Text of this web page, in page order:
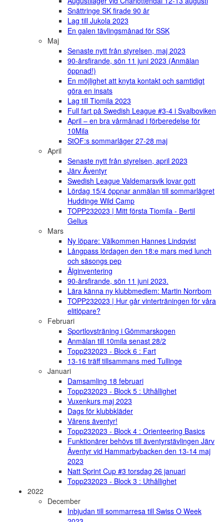
Snättringe SK firade 90 år
Lag till Jukola 2023
En galen tävlingsmånad för SSK
Maj
Senaste nytt från styrelsen, maj 2023
90-årsfirande, sön 11 juni 2023 (Anmälan
öppnad!)
En möjlighet att knyta kontakt och samtidigt
göra en insats
Lag till Tiomila 2023
Full fart på Swedish League #3-4 i Svalboviken
April – en bra vårmånad i förberedelse för
10Mila
StOF:s sommarläger 27-28 maj
April
Senaste nytt från styrelsen, april 2023
Järv Äventyr
Swedish League Valdemarsvik lovar gott
Lördag 15/4 öppnar anmälan till sommarlägret
Huddinge Wild Camp
TOPP232023 | Mitt första Tiomila - Bertil
Gelius
Mars
Ny löpare: Välkommen Hannes Lindqvist
Långpass lördagen den 18:e mars med lunch
och säsongs pep
Älginventering
90-årsfirande, sön 11 juni 2023.
Lära känna ny klubbmedlem: Martin Norrbom
TOPP232023 | Hur går vinterträningen för våra
elitlöpare?
Februari
Sportlovsträning i Gömmarskogen
Anmälan till 10mila senast 28/2
Topp232023 - Block 6 : Fart
13-16 träff tillsammans med Tullinge
Januari
Damsamling 18 februari
Topp232023 - Block 5 : Uthållighet
Vuxenkurs maj 2023
Dags för klubbkläder
Vårens äventyr!
Topp232023 - Block 4 : Orienteering Basics
Funktionärer behövs till äventyrstävlingen Järv
Äventyr vid Hammarbybacken den 13-14 maj
2023
Natt Sprint Cup #3 torsdag 26 januari
Topp232023 - Block 3 : Uthållighet
2022
December
Inbjudan till sommarresa till Swiss O Week